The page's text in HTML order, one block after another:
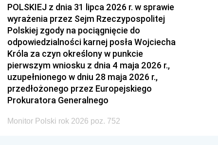
POLSKIEJ z dnia 31 lipca 2026 r. w sprawie
wyrażenia przez Sejm Rzeczypospolitej
Polskiej zgody na pociągnięcie do
odpowiedzialności karnej posła Wojciecha
Króla za czyn określony w punkcie
pierwszym wniosku z dnia 4 maja 2026 r.,
uzupełnionego w dniu 28 maja 2026 r.,
przedłożonego przez Europejskiego
Prokuratora Generalnego
Monitor Polski rok 2026 poz. 752